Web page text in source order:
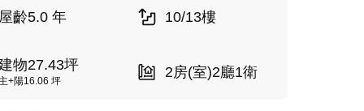
齡5.0 年 10/13樓
物27.43坪
+陽16.06 坪
2房(室)2廳1衛